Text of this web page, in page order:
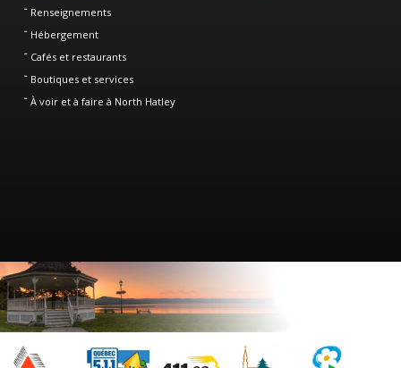
Renseignements
Hébergement
Cafés et restaurants
Boutiques et services
À voir et à faire à North Hatley